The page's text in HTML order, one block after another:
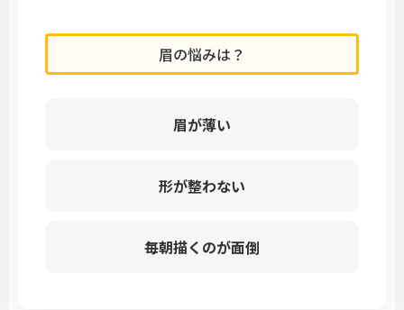
眉の悩みは？
眉が薄い
形が整わない
毎朝描くのが面倒